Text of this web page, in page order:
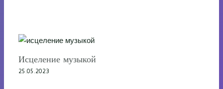
Исцеление музыкой
25.05.2023